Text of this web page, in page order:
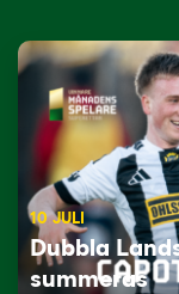
10 JULI
Dubbla
summeras